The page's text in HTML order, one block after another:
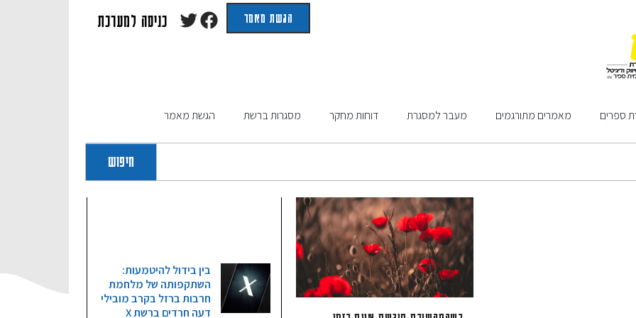
חיפוש
כניסה למערכת הגשת מאמר
ספרים מאמרים מתורגמים מעבר למסגרת דוחות מחקר מסגרות ברשת הגשת מאמר
בין בידול להיטמעות:
השתקפותה של מלחמת
חרבות ברזל בקרב מובילי
דעה חרדים ברשת X